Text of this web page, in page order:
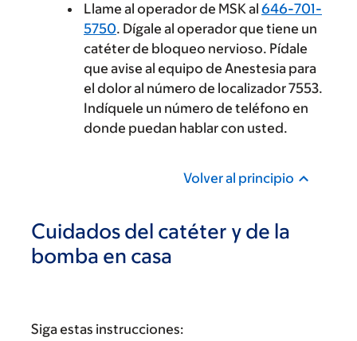
Llame al operador de MSK al 646-701-
5750. Dígale al operador que tiene un
catéter de bloqueo nervioso. Pídale
que avise al equipo de Anestesia para
el dolor al número de localizador 7553.
Indíquele un número de teléfono en
donde puedan hablar con usted.
Volver al principio
Cuidados del catéter y de la
bomba en casa
Siga estas instrucciones: